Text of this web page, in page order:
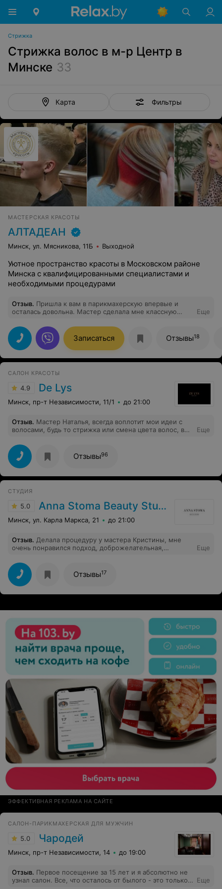
Стрижка
Стрижка волос в м-р Центр в
Минске 33
Карта Фильтры
МАСТЕРСКАЯ КРАСОТЫ
АЛТАДЕАН
Минск, ул. Мясникова, 11Б Выходной
Уютное пространство красоты в Московском районе
Минска с квалифицированными специалистами и
необходимыми процедурами
Отзыв. Пришла к вам в парикмахерскую впервые и
осталась довольна. Мастер сделала мне классную
Еще
Записаться Отзывы18
САЛОН КРАСОТЫ
4.9 De Lys
Минск, пр-т Независимости, 11/1 до 21:00
Отзыв. Мастер Наталья, всегда воплотит мои идеи с
волосами, будь то стрижка или смена цвета волос, в
добившись желаемого результата. Очень довольна,
рекомендую!
Еще
Отзывы96
СТУДИЯ
5.0 Anna Stoma Beauty Studio
Минск, ул. Карла Маркса, 21 до 21:00
Отзыв. Делала процедуру у мастера Кристины, мне
очень понравился подход, доброжелательная,
внимательная, добрая, сервис на высшем уровне!
Еще
Отзывы17
ЭФФЕКТИВНАЯ РЕКЛАМА НА САЙТЕ
САЛОН-ПАРИКМАХЕРСКАЯ ДЛЯ МУЖЧИН
5.0 Чародей
Минск, пр-т Независимости, 14 до 19:00
Отзыв. Первое посещение за 15 лет и я абсолютно не
узнал салон. Все, что осталось от былого - это только
Еще